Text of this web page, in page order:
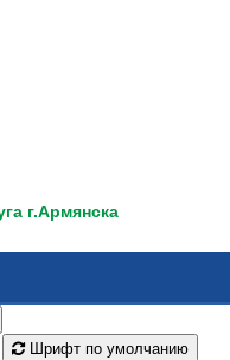
Шрифт по умолчанию
г.Армянска